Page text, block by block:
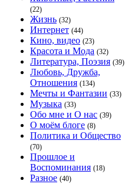
(22)
Жизнь (32)
Интернет (44)
Кино, видео (23)
Красота и Мода (32)
Литература, Поэзия (39)
Любовь, Дружба,
Отношения (134)
Мечты и Фантазии (33)
Музыка (33)
Обо мне и О нас (39)
О моём блоге (8)
Политика и Общество
(70)
Прошлое и
Воспоминания (18)
Разное (40)